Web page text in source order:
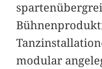
modular